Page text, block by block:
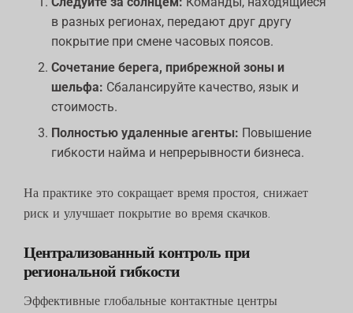
в разных регионах, передают друг другу
покрытие при смене часовых поясов.
Сочетание берега, прибрежной зоны и
шельфа: Сбалансируйте качество, язык и
стоимость.
Полностью удаленные агенты: Повышение
гибкости найма и непрерывности бизнеса.
На практике это сокращает время простоя, снижает
риск и улучшает покрытие во время скачков.
Централизованный контроль при
региональной гибкости
Эффективные глобальные контактные центры